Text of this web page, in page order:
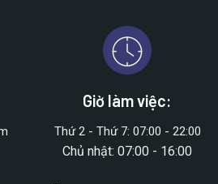
Giờ làm việc:
Thứ 2 - Thứ 7: 07:00 - 22:00
Chủ nhật: 07:00 - 16:00